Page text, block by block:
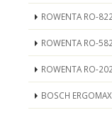
ROWENTA RO-
ROWENTA RO-
ROWENTA RO-
BOSCH